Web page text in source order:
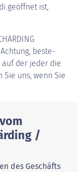
geöffnet ist,
beste-
der jeder die
uns, wenn Sie
/
des Geschäfts